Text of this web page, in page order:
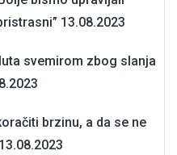
13.08.2023
svemirom zbog slanja
brzinu, a da se ne
13.08.2023